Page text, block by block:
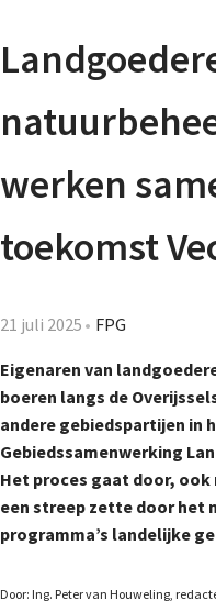
werken
toekomst
21 juli 2025 FPG
Eigenaren van
boeren langs de
andere gebiedspartijen in
Gebiedssamenwerking
Het proces gaat door,
een streep zette door het
programma’s landelijke
Door: Ing. Peter van Houweling,